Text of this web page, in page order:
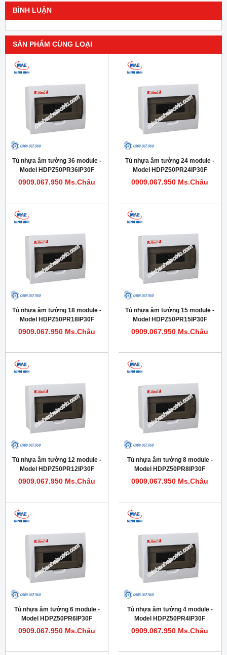
BÌNH LUẬN
SẢN PHẨM CÙNG LOẠI
Tủ nhựa âm tường 36 module -
Model HDPZ50PR36IP30F
0909.067.950 Ms.Châu
Tủ nhựa âm tường 24 module -
Model HDPZ50PR24IP30F
0909.067.950 Ms.Châu
Tủ nhựa âm tường 18 module -
Model HDPZ50PR18IP30F
0909.067.950 Ms.Châu
Tủ nhựa âm tường 15 module -
Model HDPZ50PR15IP30F
0909.067.950 Ms.Châu
Tủ nhựa âm tường 12 module -
Model HDPZ50PR12IP30F
0909.067.950 Ms.Châu
Tủ nhựa âm tường 8 module -
Model HDPZ50PR8IP30F
0909.067.950 Ms.Châu
Tủ nhựa âm tường 6 module -
Model HDPZ50PR6IP30F
0909.067.950 Ms.Châu
Tủ nhựa âm tường 4 module -
Model HDPZ50PR4IP30F
0909.067.950 Ms.Châu